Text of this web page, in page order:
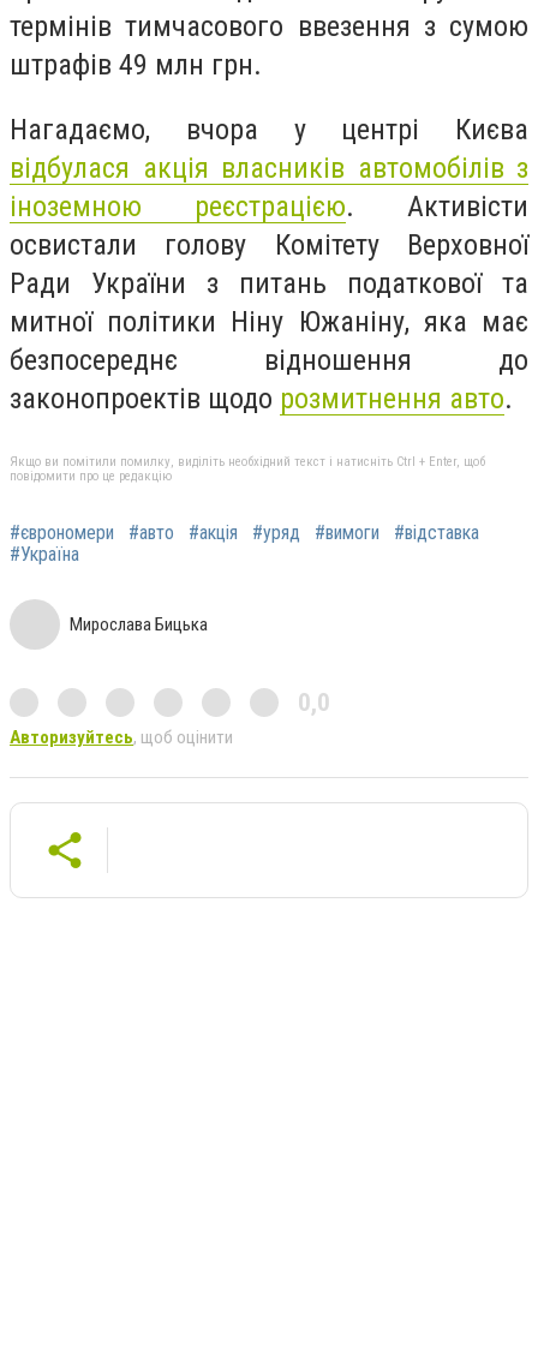
термінів тимчасового ввезення з сумою
штрафів 49 млн грн.
Нагадаємо, вчора у центрі Києва
відбулася акція власників автомобілів з
іноземною реєстрацією. Активісти
освистали голову Комітету Верховної
Ради України з питань податкової та
митної політики Ніну Южаніну, яка має
безпосереднє відношення до
законопроектів щодо розмитнення авто.
Якщо ви помітили помилку, виділіть необхідний текст і натисніть Ctrl + Enter, щоб
повідомити про це редакцію
#єврономери #авто #акція #уряд #вимоги
#відставка
#Україна
Мирослава Бицька
0,0
Авторизуйтесь, щоб оцінити